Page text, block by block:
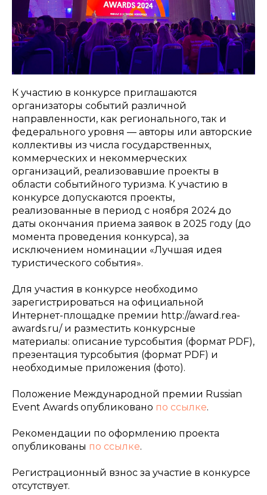
К участию в конкурсе приглашаются
организаторы событий различной
направленности, как регионального, так и
федерального уровня — авторы или авторские
коллективы из числа государственных,
коммерческих и некоммерческих
организаций, реализовавшие проекты в
области событийного туризма. К участию в
конкурсе допускаются проекты,
реализованные в период с ноября 2024 до
даты окончания приема заявок в 2025 году (до
момента проведения конкурса), за
исключением номинации «Лучшая идея
туристического события».
Для участия в конкурсе необходимо
зарегистрироваться на официальной
Интернет-площадке премии http://award.rea-
awards.ru/ и разместить конкурсные
материалы: описание турсобытия (формат PDF),
презентация турсобытия (формат PDF) и
необходимые приложения (фото).
Положение Международной премии Russian
Event Awards опубликовано по ссылке.
Рекомендации по оформлению проекта
опубликованы по ссылке.
Регистрационный взнос за участие в конкурсе
отсутствует.